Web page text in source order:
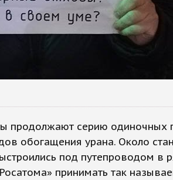
продолжают серию одиночных
обогащения урана. Около
под путепроводом в
принимать так